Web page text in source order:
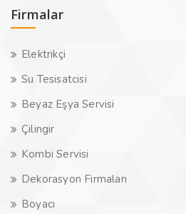
Firmalar
Elektrikçi
Su Tesisatcisi
Beyaz Eşya Servisi
Çilingir
Kombi Servisi
Dekorasyon Firmaları
Boyacı